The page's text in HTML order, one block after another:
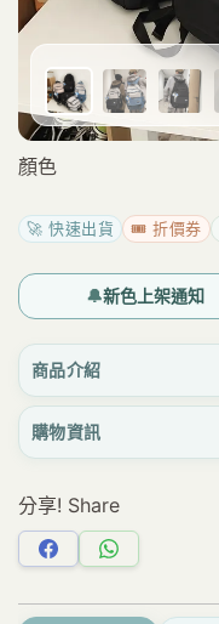
顏色
🚀 快速出貨 🎟️ 折價券
🔔新色上架通知
商品介紹
購物資訊
分享! Share
分
享
分
享